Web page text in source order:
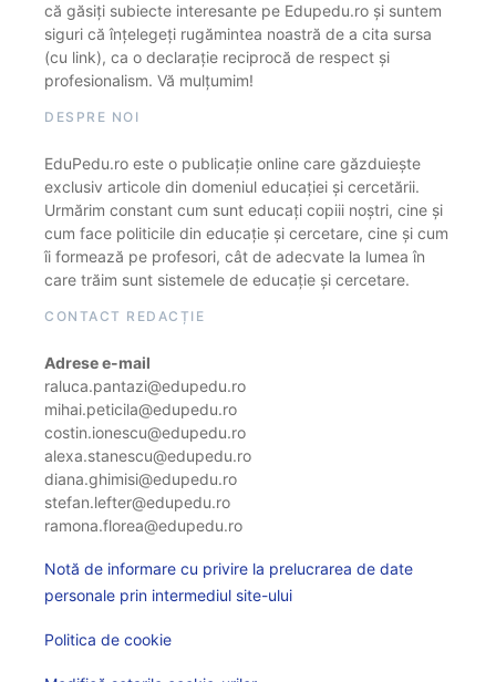
că găsiți subiecte interesante pe Edupedu.ro și suntem
siguri că înțelegeți rugămintea noastră de a cita sursa
(cu link), ca o declarație reciprocă de respect și
profesionalism. Vă mulțumim!
DESPRE NOI
EduPedu.ro este o publicație online care găzduiește
exclusiv articole din domeniul educației și cercetării.
Urmărim constant cum sunt educați copiii noștri, cine și
cum face politicile din educație și cercetare, cine și cum
îi formează pe profesori, cât de adecvate la lumea în
care trăim sunt sistemele de educație și cercetare.
CONTACT REDACȚIE
Adrese e-mail
raluca.pantazi@edupedu.ro
mihai.peticila@edupedu.ro
costin.ionescu@edupedu.ro
alexa.stanescu@edupedu.ro
diana.ghimisi@edupedu.ro
stefan.lefter@edupedu.ro
ramona.florea@edupedu.ro
Notă de informare cu privire la prelucrarea de date
personale prin intermediul site-ului
Politica de cookie